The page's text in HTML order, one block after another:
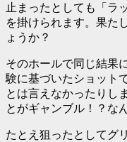
止まったとしても「ラ
を掛けられます。果た
ょうか？
そのホールで同じ結果
験に基づいたショット
とは言えなかったりし
とがギャンブル！？な
たとえ狙ったとしてグ